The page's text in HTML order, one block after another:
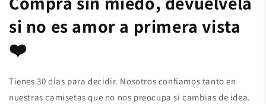
si no es amor a primera vista
❤️
Tienes 30 días para decidir. Nosotros confiamos tanto en
nuestras camisetas que no nos preocupa si cambias de idea.